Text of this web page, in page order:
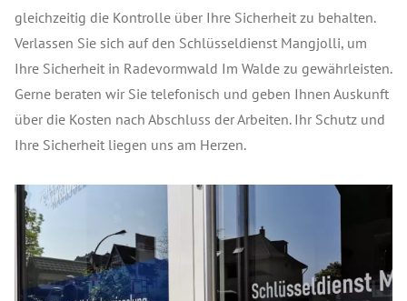
gleichzeitig die Kontrolle über Ihre Sicherheit zu behalten.
Verlassen Sie sich auf den Schlüsseldienst Mangjolli, um
Ihre Sicherheit in Radevormwald Im Walde zu gewährleisten.
Gerne beraten wir Sie telefonisch und geben Ihnen Auskunft
über die Kosten nach Abschluss der Arbeiten. Ihr Schutz und
Ihre Sicherheit liegen uns am Herzen.